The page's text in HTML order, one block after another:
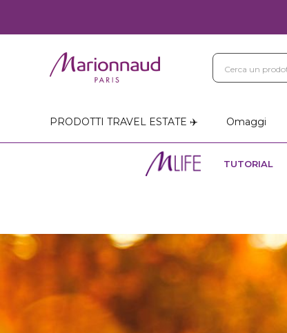
PRODOTTI TRAVEL ESTATE ✈️ Omaggi
TUTORIAL